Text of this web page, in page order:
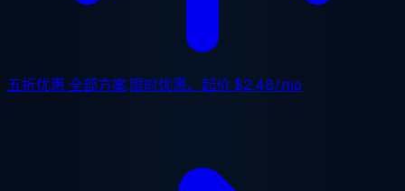
五折优惠 全部方案,限时优惠。起价$2.48/mo